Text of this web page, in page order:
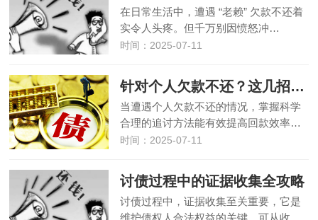
在日常生活中，遭遇 “老赖” 欠款不还着
实令人头疼。但千万别因愤怒冲…
时间：2025-07-11
针对个人欠款不还？这几招帮你快速追讨​
当遭遇个人欠款不还的情况，掌握科学
合理的追讨方法能有效提高回款效率…
时间：2025-07-11
讨债过程中的证据收集全攻略
讨债过程中，证据收集至关重要，它是
维护债权人合法权益的关键。可从收…